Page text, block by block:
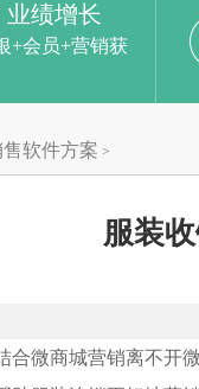
业绩增长
+会员+营销获
售软件方案 >
服装
微商城营销离不开微